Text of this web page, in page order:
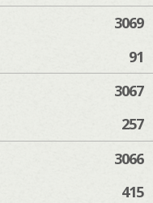
3069
91
3067
257
3066
415